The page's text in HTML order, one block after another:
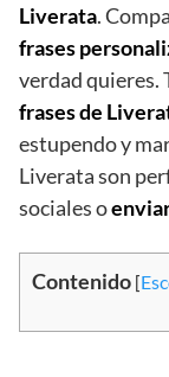
Liverata.
frases
verdad quieres.
frases de
estupendo y
Liverata son
sociales o
Contenido [